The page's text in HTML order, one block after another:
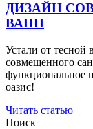
ДИЗАЙН
ВАНН
Устали от
совмещенного
функциональное
оазис!
Читать статью
Поиск